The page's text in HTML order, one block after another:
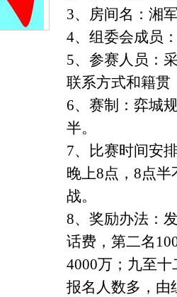
3、房间名：湘
4、组委会成员
5、参赛人员：
联系方式和籍贯
6、赛制：弈城
半。
7、比赛时间安
晚上8点，8点
战。
8、奖励办法：
话费，第二名
4000万；九至
报名人数多，由